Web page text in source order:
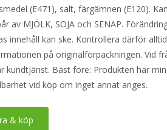
(E471), salt, färgämnen (E120). Kan
av MJÖLK, SOJA och SENAP.
innehåll kan ske. Kontrollera därför alltid
på originalförpackningen. Vid
kundtjänst. Bäst före: Produkten har
vid köp om inget annat anges.
& köp